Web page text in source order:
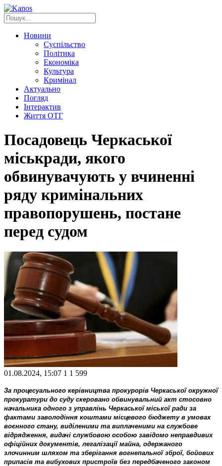
Новини
Суспільство
Політика
Економіка
Культура
Кримінал
Актуально
Погляд
Інтерактив
Життя ОТГ
Посадовець Черкаської
міськради, якого
обвинувачують у вчиненні
ряду кримінальних
правопорушень, постане
перед судом
01.08.2024, 15:07 1 1 599
За процесуального керівництва прокурорів Черкаської окружної
прокуратури до суду скеровано обвинувальний акт стосовно
начальника одного з управлінь Черкаської міської ради за
фактами заволодіння коштами місцевого бюджету в умовах
воєнного стану, виділеними та виплаченими на службове
відрядження, видачі службовою особою завідомо неправдивих
офіційних документів, легалізації майна, одержаного
злочинним шляхом та зберігання вогнепальної зброї, бойових
припасів та вибухових пристроїв без передбаченого законом